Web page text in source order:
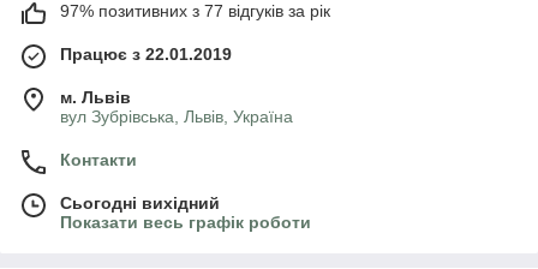
97% позитивних з 77 відгуків за рік
Працює з 22.01.2019
м. Львів
вул Зубрівська, Львів, Україна
Контакти
Сьогодні вихідний
Показати весь графік роботи